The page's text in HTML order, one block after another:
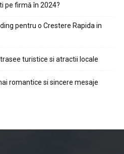
pe firmă în 2024?
pentru o Crestere Rapida in
turistice si atractii locale
romantice si sincere mesaje